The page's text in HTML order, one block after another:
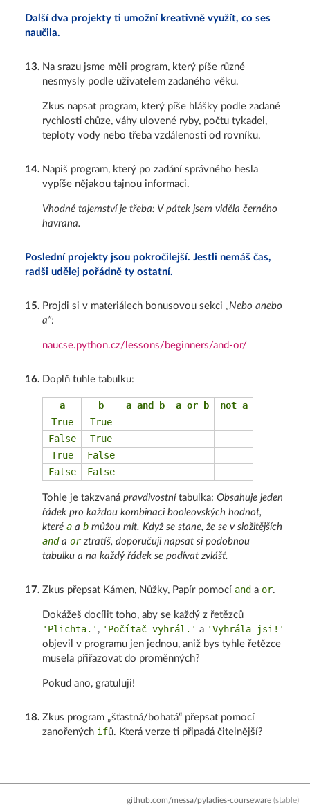
Další dva projekty ti umožní kreativně využít, co ses
naučila.
13. Na srazu jsme měli program, který píše různé
nesmysly podle uživatelem zadaného věku.
Zkus napsat program, který píše hlášky podle zadané
rychlosti chůze, váhy ulovené ryby, počtu tykadel,
teploty vody nebo třeba vzdálenosti od rovníku.
14. Napiš program, který po zadání správného hesla
vypíše nějakou tajnou informaci.
Vhodné tajemství je třeba: V pátek jsem viděla černého
havrana.
Poslední projekty jsou pokročilejší. Jestli nemáš čas,
radši udělej pořádně ty ostatní.
15. Projdi si v materiálech bonusovou sekci„Nebo anebo
a”:
naucse.python.cz/lessons/beginners/and-or/
16. Doplň tuhle tabulku:
a b a and b a or b
not a
True
True
False
True
True
False
False
False
Tohle je takzvanápravdivostnítabulka:Obsahuje jeden
řádek pro každou kombinaci booleovských hodnot,
kteréa ab můžou mít. Když se stane, že se v složitějších
andaorztratíš, doporučuji napsat si podobnou
tabulku a na každý řádek se podívat zvlášť.
17. Zkus přepsat Kámen, Nůžky, Papír pomocí and a or.
Dokážeš docílit toho, aby se každý z řetězců
'Plichta.' , 'Počítač vyhrál.' a 'Vyhrála jsi!'
objevil v programu jen jednou, aniž bys tyhle řetězce
musela přiřazovat do proměnných?
Pokud ano, gratuluji!
18. Zkus program „šťastná/bohatá“ přepsat pomocí
zanořených ifů. Která verze ti připadá čitelnější?
github.com/messa/pyladies-courseware (stable)